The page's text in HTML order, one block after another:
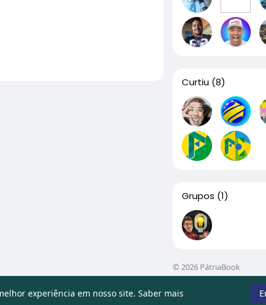
experiência em nosso site. Saber mais
Curtiu (8)
Grupos (1)
© 2026 PátriaBook
Sobre